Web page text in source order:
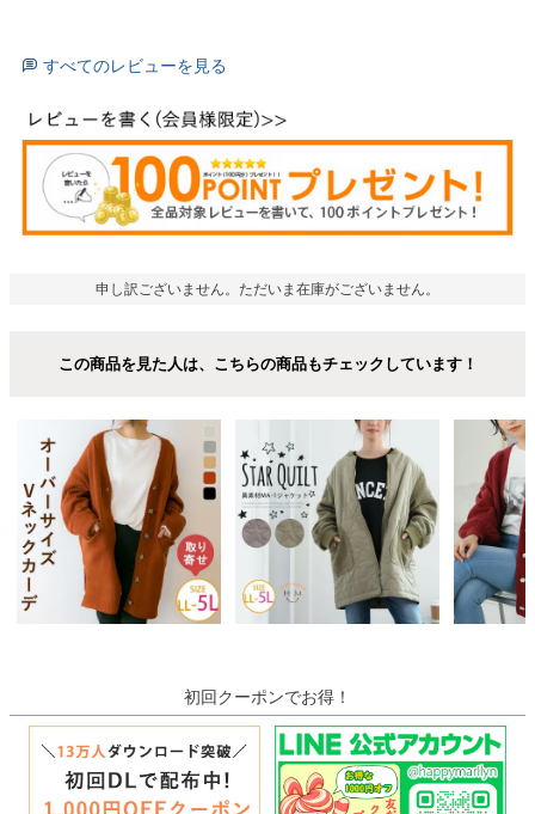
すべてのレビューを見る
申し訳ございません。ただいま在庫がございません。
この商品を見た人は、こちらの商品もチェックしています！
初回クーポンでお得！